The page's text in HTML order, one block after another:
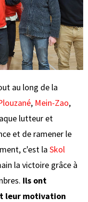
au long de la
, Mein-Zao,
lutteur et
et de ramener le
c'est la Skol
la victoire grâce à
Ils ont
leur motivation